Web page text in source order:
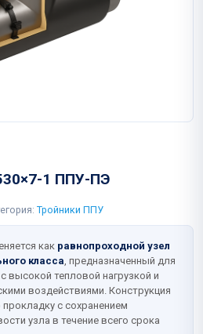
1 ППУ-ПЭ
Тройники ППУ
как равнопроходной узел
класса, предназначенный для
высокой тепловой нагрузкой и
воздействиями. Конструкция
с сохранением
узла в течение всего срока